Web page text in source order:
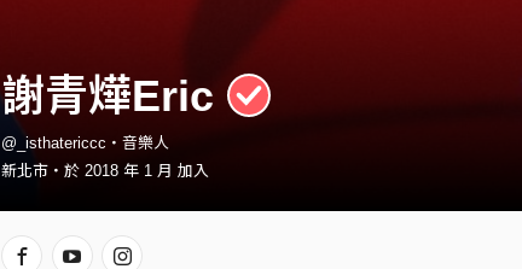
謝青燁Eric
@_isthatericcc・音樂人
新北市・於 2018 年 1 月 加入